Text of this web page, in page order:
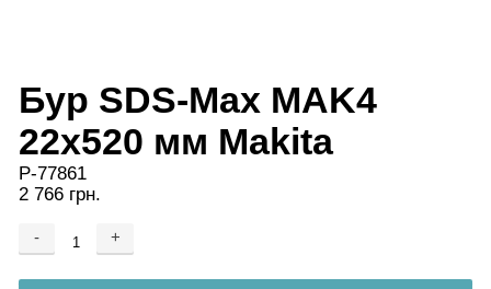
Бур SDS-Max MAK4
22x520 мм Makita
P-77861
2 766 грн.
- +